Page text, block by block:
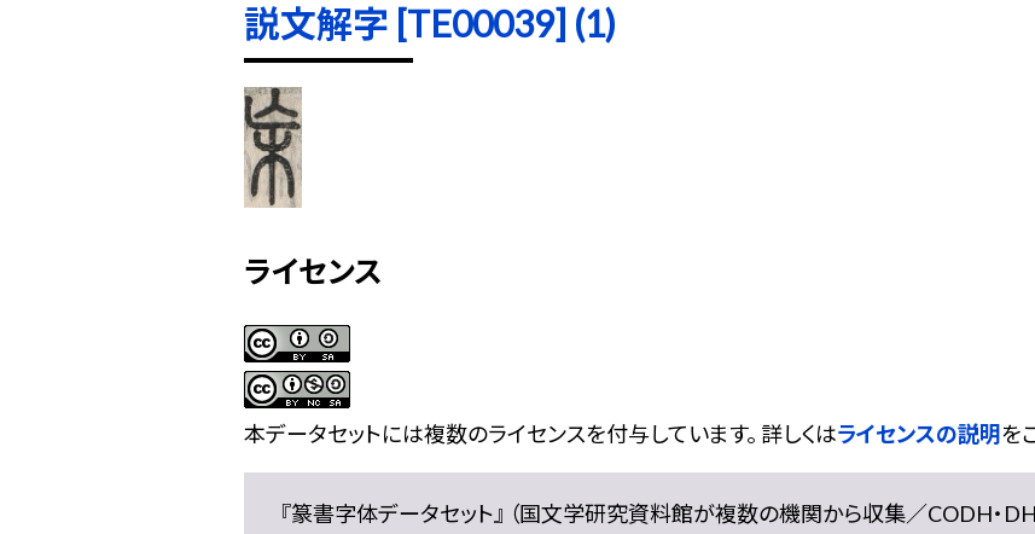
説文解字 [TE00039] (1)
ライセンス
本データセットには複数のライセンスを付与しています。 詳しくはライセンスの説明を
『篆書字体データセット』 （国文学研究資料館が複数の機関から収集／CODH・